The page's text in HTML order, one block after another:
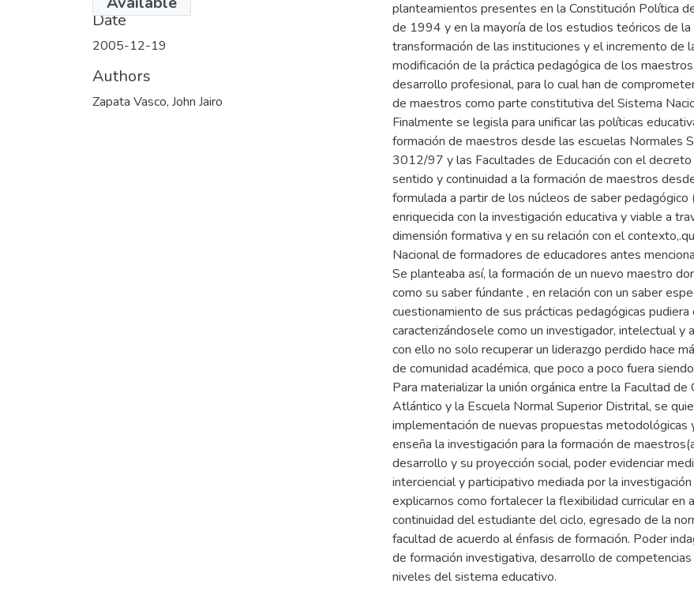
Date
2005-12-19
Authors
Zapata Vasco, John Jairo
planteamientos presentes en la Constitución Política
de 1994 y en la mayoría de los estudios teóricos de la
transformación de las instituciones y el incremento de
modificación de la práctica pedagógica de los
desarrollo profesional, para lo cual han de
de maestros como parte constitutiva del Sistema
Finalmente se legisla para unificar las políticas
formación de maestros desde las escuelas Normales
3012/97 y las Facultades de Educación con el
sentido y continuidad a la formación de maestros
formulada a partir de los núcleos de saber
enriquecida con la investigación educativa y viable a
dimensión formativa y en su relación con el
Nacional de formadores de educadores antes
Se planteaba así, la formación de un nuevo maestro
como su saber fúndante , en relación con un saber
cuestionamiento de sus prácticas pedagógicas pudiera
caracterizándosele como un investigador, intelectual y
con ello no solo recuperar un liderazgo perdido hace
de comunidad académica, que poco a poco fuera
Para materializar la unión orgánica entre la Facultad de
Atlántico y la Escuela Normal Superior Distrital, se
implementación de nuevas propuestas metodológicas
enseña la investigación para la formación de
desarrollo y su proyección social, poder evidenciar
interciencial y participativo mediada por la
explicarnos como fortalecer la flexibilidad curricular en
continuidad del estudiante del ciclo, egresado de la
facultad de acuerdo al énfasis de formación. Poder
de formación investigativa, desarrollo de
niveles del sistema educativo.